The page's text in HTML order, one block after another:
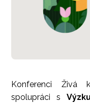
Konferenci Živá
spolupráci s